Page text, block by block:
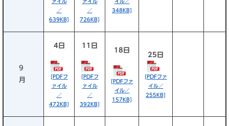
ァイル
／
639KB]
ァイル
／
726KB]
イル／
348KB]
9
月
4日
[PDFフ
ァイル
／
472KB]
11日
[PDFフ
ァイル
／
392KB]
18日
[PDFファ
イル／
157KB]
25日
[PDFファ
イル／
255KB]